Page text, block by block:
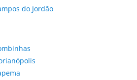
do Jordão